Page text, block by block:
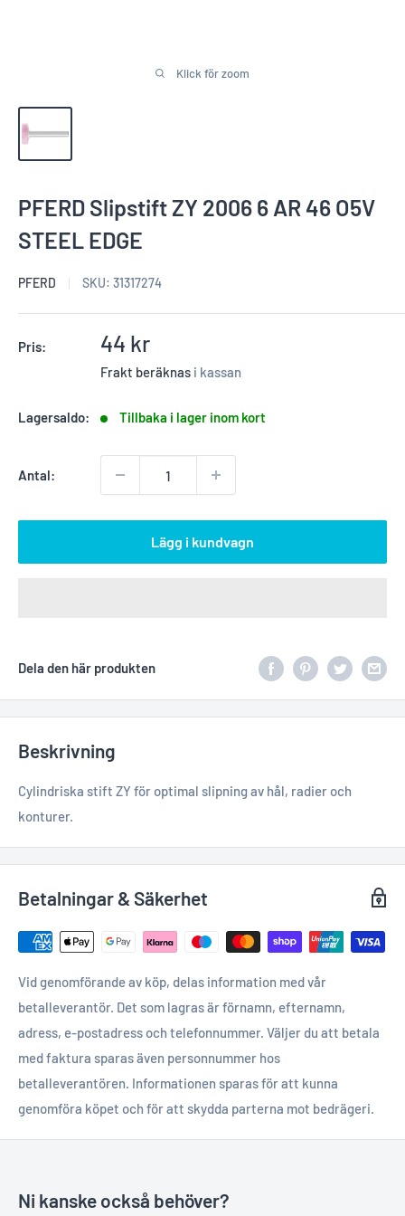
Klick för zoom
PFERD Slipstift ZY 2006 6 AR 46 O5V
STEEL EDGE
PFERD SKU: 31317274
Pris: Reapris
44 kr
Frakt beräknas i kassan
Lagersaldo: Tillbaka i lager inom kort
Antal:
Lägg i kundvagn
Dela den här produkten
Beskrivning
Cylindriska stift ZY för optimal slipning av hål, radier och
konturer.
Betalningar & Säkerhet
Vid genomförande av köp, delas information med vår
betalleverantör. Det som lagras är förnamn, efternamn,
adress, e-postadress och telefonnummer. Väljer du att betala
med faktura sparas även personnummer hos
betalleverantören. Informationen sparas för att kunna
genomföra köpet och för att skydda parterna mot bedrägeri.
Ni kanske också behöver?